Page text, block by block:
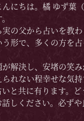
にちは。橘 ゆず葉
の父から占いを教
形で、多くの方を
解決し、安堵の笑
れない程幸せな気
と共に有ります。
しください。必ず